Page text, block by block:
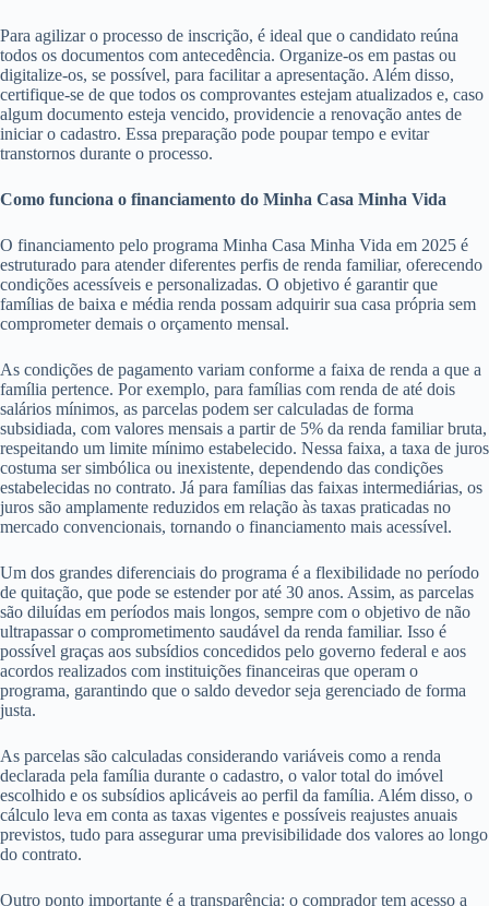
Para agilizar o processo de inscrição, é ideal que o candidato reúna
todos os documentos com antecedência. Organize-os em pastas ou
digitalize-os, se possível, para facilitar a apresentação. Além disso,
certifique-se de que todos os comprovantes estejam atualizados e, caso
algum documento esteja vencido, providencie a renovação antes de
iniciar o cadastro. Essa preparação pode poupar tempo e evitar
transtornos durante o processo.
Como funciona o financiamento do Minha Casa Minha Vida
O financiamento pelo programa Minha Casa Minha Vida em 2025 é
estruturado para atender diferentes perfis de renda familiar, oferecendo
condições acessíveis e personalizadas. O objetivo é garantir que
famílias de baixa e média renda possam adquirir sua casa própria sem
comprometer demais o orçamento mensal.
As condições de pagamento variam conforme a faixa de renda a que a
família pertence. Por exemplo, para famílias com renda de até dois
salários mínimos, as parcelas podem ser calculadas de forma
subsidiada, com valores mensais a partir de 5% da renda familiar bruta,
respeitando um limite mínimo estabelecido. Nessa faixa, a taxa de juros
costuma ser simbólica ou inexistente, dependendo das condições
estabelecidas no contrato. Já para famílias das faixas intermediárias, os
juros são amplamente reduzidos em relação às taxas praticadas no
mercado convencionais, tornando o financiamento mais acessível.
Um dos grandes diferenciais do programa é a flexibilidade no período
de quitação, que pode se estender por até 30 anos. Assim, as parcelas
são diluídas em períodos mais longos, sempre com o objetivo de não
ultrapassar o comprometimento saudável da renda familiar. Isso é
possível graças aos subsídios concedidos pelo governo federal e aos
acordos realizados com instituições financeiras que operam o
programa, garantindo que o saldo devedor seja gerenciado de forma
justa.
As parcelas são calculadas considerando variáveis como a renda
declarada pela família durante o cadastro, o valor total do imóvel
escolhido e os subsídios aplicáveis ao perfil da família. Além disso, o
cálculo leva em conta as taxas vigentes e possíveis reajustes anuais
previstos, tudo para assegurar uma previsibilidade dos valores ao longo
do contrato.
Outro ponto importante é a transparência: o comprador tem acesso a